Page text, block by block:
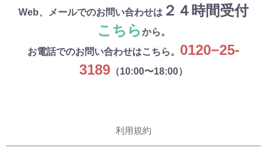
Web、メールでのお問い合わせは ２４時間受付
こちらから。
お電話でのお問い合わせはこちら。 0120−25-
3189 （10:00〜18:00）
利用規約